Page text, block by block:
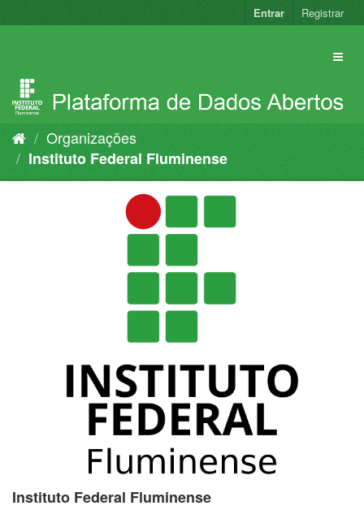
para
Entrar Registrar
Organizações
Instituto Federal Fluminense
Instituto Federal Fluminense